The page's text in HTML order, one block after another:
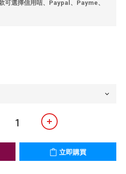
可選擇信用咭、Paypal、Payme、
立即購買